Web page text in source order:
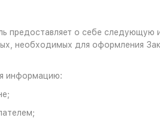
предоставляет о себе
необходимых для оформления
информацию: